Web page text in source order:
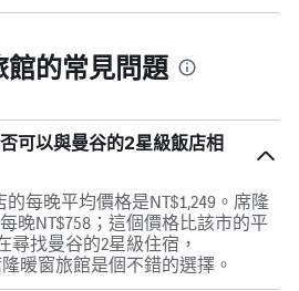
的常見問題
可以與曼谷的2星級飯店相
每晚平均價格是NT$1,249。席隆
晚NT$758；這個價格比該市的平
尋找曼谷的2星級住宿，
暖窗旅館是個不錯的選擇。